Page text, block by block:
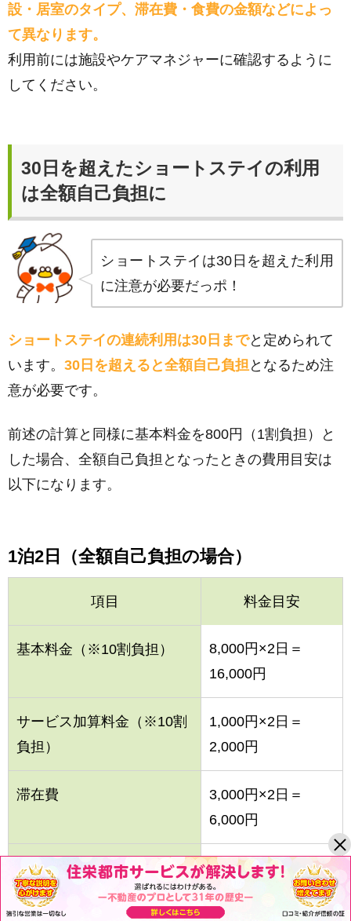
設・居室のタイプ、滞在費・食費の金額などによっ
て異なります。
利用前には施設やケアマネジャーに確認するように
してください。
30日を超えたショートステイの利用
は全額自己負担に
ショートステイは30日を超えた利用
に注意が必要だっポ！
ショートステイの連続利用は30日までと定められて
います。 30日を超えると全額自己負担 となるため注
意が必要です。
前述の計算と同様に基本料金を800円（1割負担）と
した場合、全額自己負担となったときの費用目安は
以下になります。
1泊2日（全額自己負担の場合）
項目 料金目安
基本料金（※10割負担）
8,000円×2日＝
16,000円
サービス加算料金（※10割
負担）
1,000円×2日＝
2,000円
滞在費
3,000円×2日＝
6,000円
食費
1,800円×2日＝
3,600円